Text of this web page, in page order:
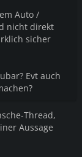
Auto /
nicht direkt
sicher
Evt auch
Thread,
Aussage